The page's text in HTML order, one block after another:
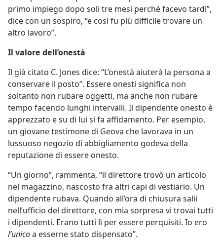
primo impiego dopo soli tre mesi perché facevo tardi”,
dice con un sospiro, “e così fu più difficile trovare un
altro lavoro”.
Il valore dell’onestà
Il già citato C. Jones dice: “L’onestà aiuterà la persona a
conservare il posto”. Essere onesti significa non
soltanto non rubare oggetti, ma anche non rubare
tempo facendo lunghi intervalli. Il dipendente onesto è
apprezzato e su di lui si fa affidamento. Per esempio,
un giovane testimone di Geova che lavorava in un
lussuoso negozio di abbigliamento godeva della
reputazione di essere onesto.
“Un giorno”, rammenta, “il direttore trovò un articolo
nel magazzino, nascosto fra altri capi di vestiario. Un
dipendente rubava. Quando all’ora di chiusura salii
nell’ufficio del direttore, con mia sorpresa vi trovai tutti
i dipendenti. Erano tutti lì per essere perquisiti. Io ero
l’unicoa esserne stato dispensato”.